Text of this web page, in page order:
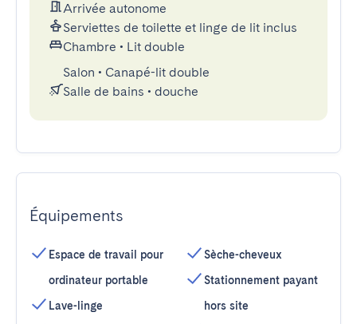
Arrivée autonome
Serviettes de toilette et linge de lit inclus
Chambre • Lit double
Salon • Canapé-lit double
Salle de bains • douche
Équipements
Espace de travail pour
ordinateur portable
Lave-linge
Sèche-cheveux
Stationnement payant
hors site